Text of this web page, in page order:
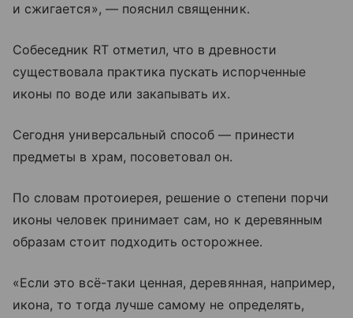
и сжигается», — пояснил священник.
Собеседник RT отметил, что в древности
существовала практика пускать испорченные
иконы по воде или закапывать их.
Сегодня универсальный способ — принести
предметы в храм, посоветовал он.
По словам протоиерея, решение о степени порчи
иконы человек принимает сам, но к деревянным
образам стоит подходить осторожнее.
«Если это всё-таки ценная, деревянная, например,
икона, то тогда лучше самому не определять,